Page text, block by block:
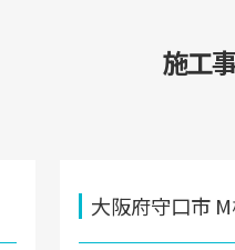
施工
大阪府守口市